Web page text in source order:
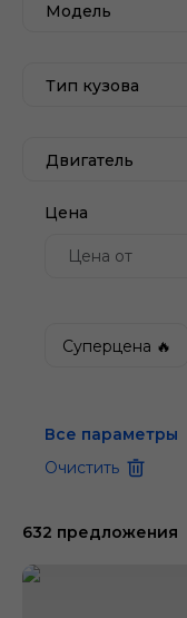
Модель
Тип кузова
Двигатель
Цена
Суперцена 🔥
Все параметры
Очистить
632 предложения